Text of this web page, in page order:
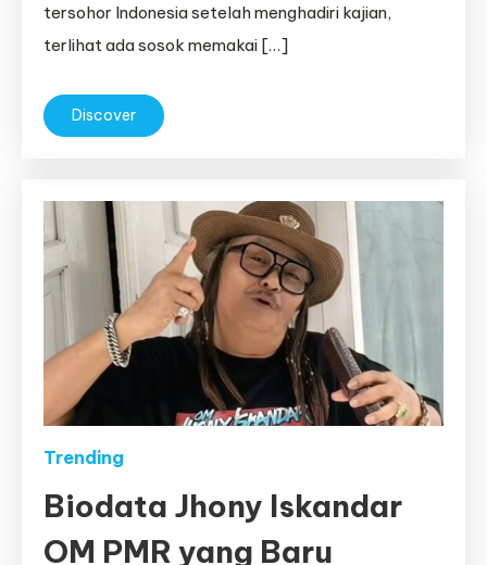
tersohor Indonesia setelah menghadiri kajian,
terlihat ada sosok memakai […]
Discover
Trending
Biodata Jhony Iskandar
OM PMR yang Baru